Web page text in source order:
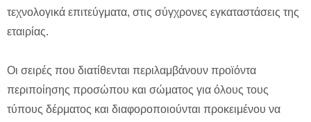
τεχνολογικά επιτεύγματα, στις σύγχρονες εγκαταστάσεις της
εταιρίας.
Οι σειρές που διατίθενται περιλαμβάνουν προϊόντα
περιποίησης προσώπου και σώματος για όλους τους
τύπους δέρματος και διαφοροποιούνται προκειμένου να